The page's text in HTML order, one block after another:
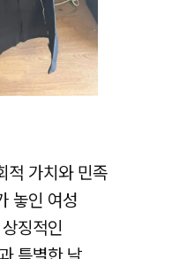
적 가치와 민족
놓인 여성
징적인